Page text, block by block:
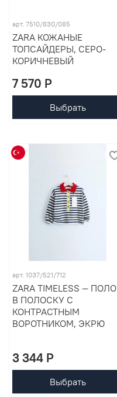
арт. 7510/830/085
ZARA КОЖАНЫЕ
ТОПСАЙДЕРЫ, СЕРО-
КОРИЧНЕВЫЙ
7 570 P
Выбрать
арт. 1037/521/712
ZARA TIMELESS — ПОЛО
В ПОЛОСКУ С
КОНТРАСТНЫМ
ВОРОТНИКОМ, ЭКРЮ
3 344 P
Выбрать